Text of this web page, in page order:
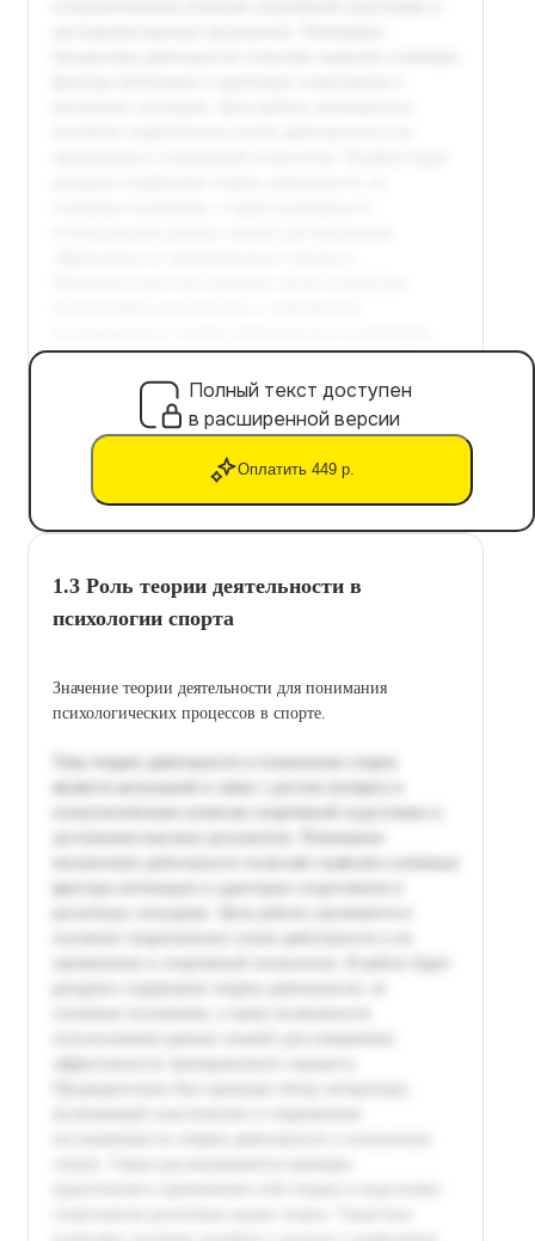
Полный текст доступен
в расширенной версии
Оплатить 449 р.
1.3 Роль теории деятельности в
психологии спорта
Значение теории деятельности для понимания
психологических процессов в спорте.